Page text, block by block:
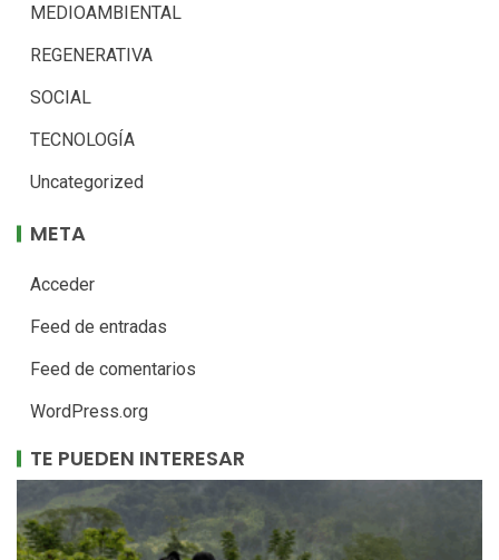
MEDIOAMBIENTAL
REGENERATIVA
SOCIAL
TECNOLOGÍA
Uncategorized
META
Acceder
Feed de entradas
Feed de comentarios
WordPress.org
TE PUEDEN INTERESAR